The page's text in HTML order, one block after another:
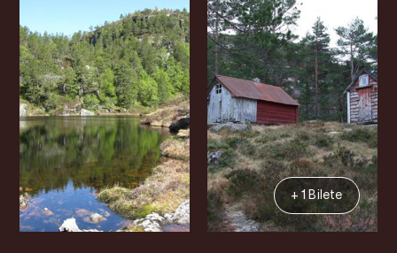
+ 1 Bilete